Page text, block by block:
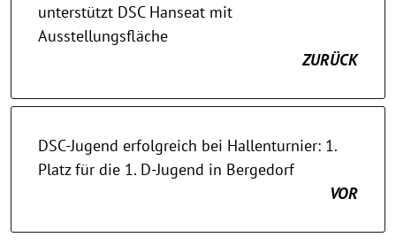
unterstützt DSC Hanseat mit
Ausstellungsfläche
ZURÜCK
DSC-Jugend erfolgreich bei Hallenturnier: 1.
Platz für die 1. D-Jugend in Bergedorf
VOR